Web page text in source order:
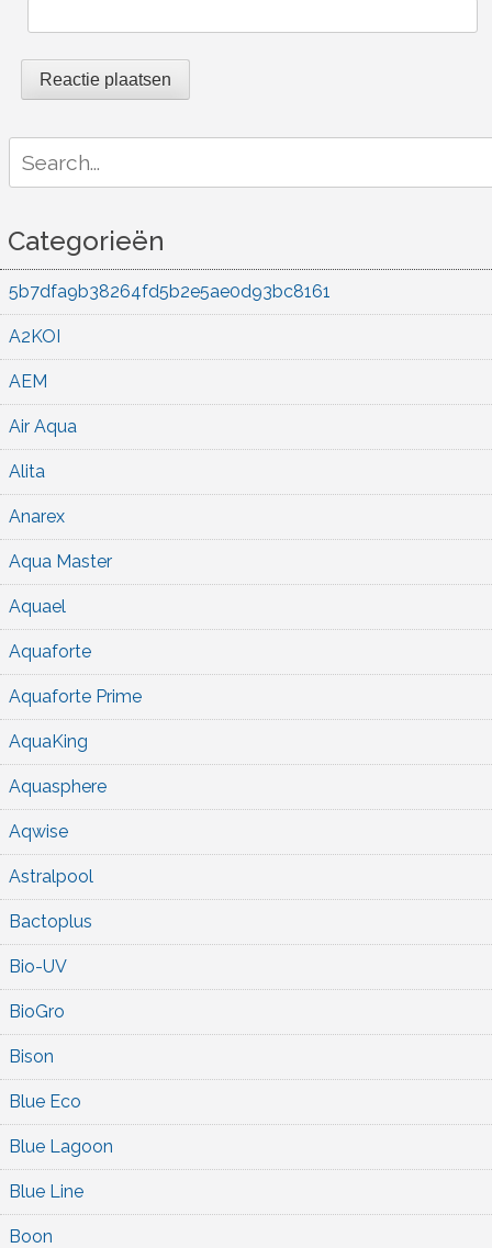
for:
Categorieën
5b7dfa9b38264fd5b2e5ae0d93bc8161
A2KOI
AEM
Air Aqua
Alita
Anarex
Aqua Master
Aquael
Aquaforte
Aquaforte Prime
AquaKing
Aquasphere
Aqwise
Astralpool
Bactoplus
Bio-UV
BioGro
Bison
Blue Eco
Blue Lagoon
Blue Line
Boon